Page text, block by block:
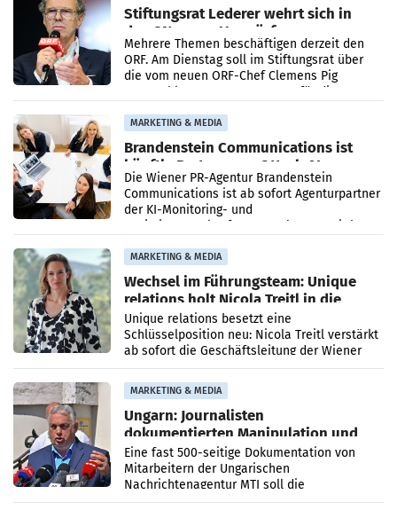
Stiftungsrat Lederer wehrt sich in
den SN gegen Vorwürfe
Mehrere Themen beschäftigen derzeit den
ORF. Am Dienstag soll im Stiftungsrat über
die vom neuen ORF-Chef Clemens Pig
vorgeschlagenen Besetzungen für die
MARKETING & MEDIA
Brandenstein Communications ist
künftig Partner von OtterlyAI
Die Wiener PR-Agentur Brandenstein
Communications ist ab sofort Agenturpartner
der KI-Monitoring- und
Optimierungsplattform OtterlyAI. Damit baut
MARKETING & MEDIA
Wechsel im Führungsteam: Unique
relations holt Nicola Treitl in die
Geschäftsleitung
Unique relations besetzt eine
Schlüsselposition neu: Nicola Treitl verstärkt
ab sofort die Geschäftsleitung der Wiener
PR-Agentur an der Seite von Josef Kalina und
Anna Kalina-Mahr.
MARKETING & MEDIA
Ungarn: Journalisten
dokumentierten Manipulation und
Zensur
Eine fast 500-seitige Dokumentation von
Mitarbeitern der Ungarischen
Nachrichtenagentur MTI soll die
systematische Nachrichten-Manipulation und